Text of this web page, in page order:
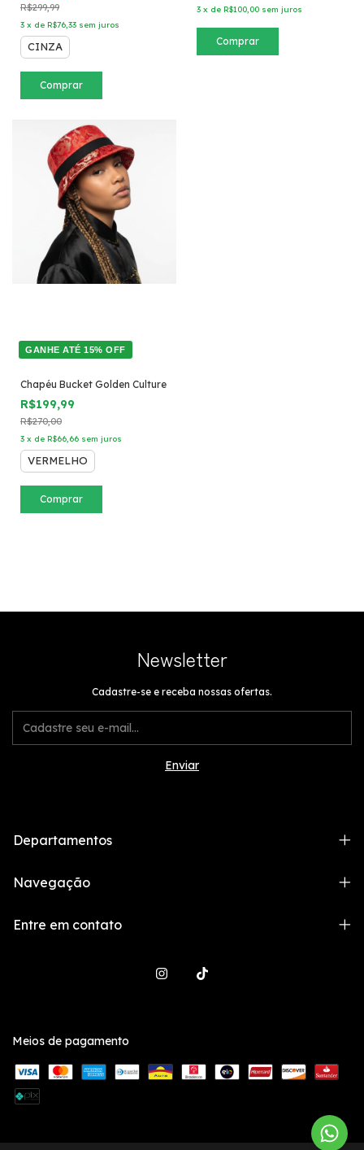
R$299,99
3 x de R$76,33 sem juros
CINZA
Comprar
3 x de R$100,00 sem juros
GANHE ATÉ 15% OFF
Chapéu Bucket Golden Culture
R$199,99
R$270,00
3 x de R$66,66 sem juros
VERMELHO
Comprar
Newsletter
Cadastre-se e receba nossas ofertas.
Departamentos
Navegação
Entre em contato
Meios de pagamento